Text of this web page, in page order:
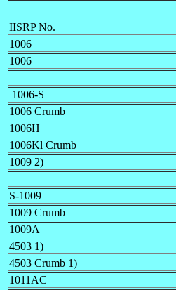
IISRP No.
1006
1006
1006-S
1006 Crumb
1006H
1006Kl Crumb
1009 2)
S-1009
1009 Crumb
1009A
4503 1)
4503 Crumb 1)
1011AC